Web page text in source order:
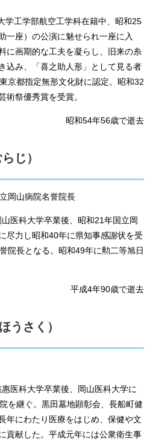
学工学部航空工学科在籍中、昭和25
一座）の公演に魅せられ一座に入
に画期的な工夫を凝らし、旧来の糸
込み、「喜之助人形」として見る者
京都指定無形文化財に認定。昭和32
術祭優秀賞を受賞。
昭和54年56歳で逝去
じ）
岡山病院名誉院長
医科大学卒業後、昭和21年国立岡
尽力し昭和40年に県知事感謝状を受
院長となる。昭和49年に勲二等旭日
平成4年90歳で逝去
うさく）
医科大学卒業後、岡山医科大学に
を継ぐ。黒田墓地顕彰会、長船町健
年にわたり医療をはじめ、保健や文
貢献した。平成元年には公衆衛生事